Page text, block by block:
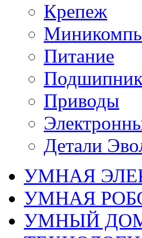
Крепеж
Питание
Приводы
Детали
УМНАЯ
УМНАЯ
УМНЫЙ